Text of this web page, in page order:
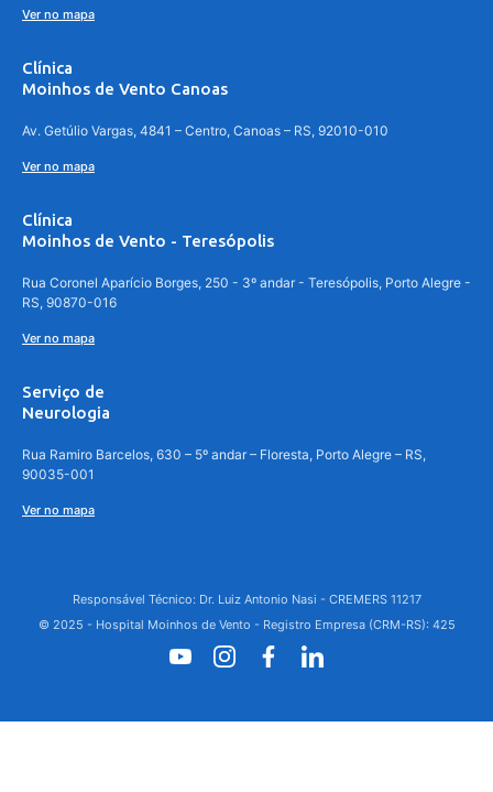
Ver no mapa
Clínica
Moinhos de Vento Canoas
Av. Getúlio Vargas, 4841 – Centro, Canoas – RS, 92010-010
Ver no mapa
Clínica
Moinhos de Vento - Teresópolis
Rua Coronel Aparício Borges, 250 - 3º andar - Teresópolis, Porto Alegre -
RS, 90870-016
Ver no mapa
Serviço de
Neurologia
Rua Ramiro Barcelos, 630 – 5º andar – Floresta, Porto Alegre – RS,
90035-001
Ver no mapa
Responsável Técnico: Dr. Luiz Antonio Nasi - CREMERS 11217
© 2025 - Hospital Moinhos de Vento - Registro Empresa (CRM-RS): 425